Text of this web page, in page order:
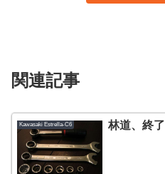
関連記事
Kawasaki Estrella-C6 林道、終了